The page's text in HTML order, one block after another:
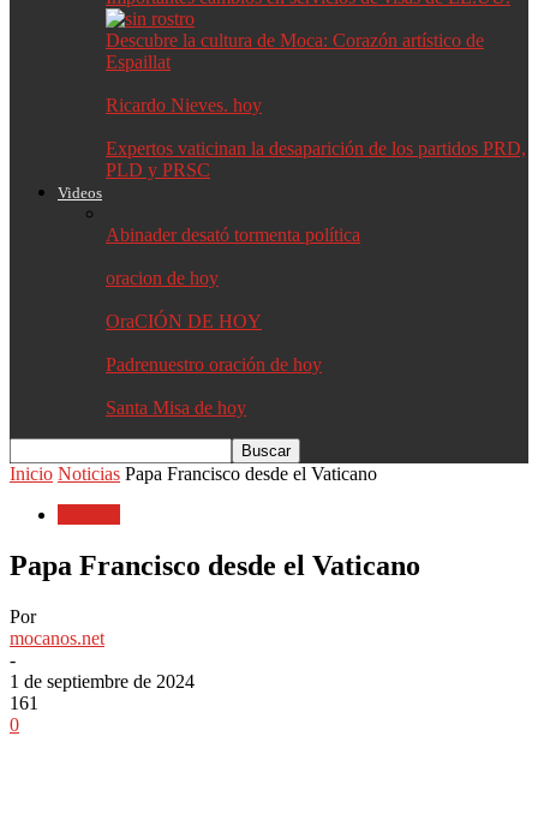
Descubre la cultura de Moca: Corazón artístico de
Espaillat
Ricardo Nieves. hoy
Expertos vaticinan la desaparición de los partidos PRD,
PLD y PRSC
Videos
Abinader desató tormenta política
oracion de hoy
OraCIÓN DE HOY
Padrenuestro oración de hoy
Santa Misa de hoy
Inicio Noticias Papa Francisco desde el Vaticano
Papa Francisco desde el Vaticano
Por
mocanos.net
-
1 de septiembre de 2024
161
0